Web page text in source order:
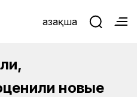
Қазақша
новые